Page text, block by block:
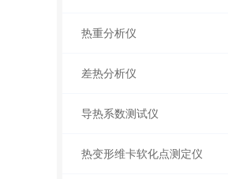
热重分析仪
差热分析仪
导热系数测试仪
热变形维卡软化点测定仪